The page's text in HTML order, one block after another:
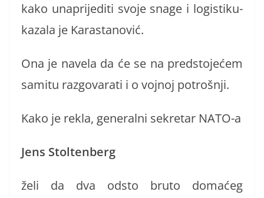
kako unaprijediti svoje snage i logistiku-
kazala je Karastanović.
Ona je navela da će se na predstojećem
samitu razgovarati i o vojnoj potrošnji.
Kako je rekla, generalni sekretar NATO-a
Jens Stoltenberg
želi da dva odsto bruto domaćeg